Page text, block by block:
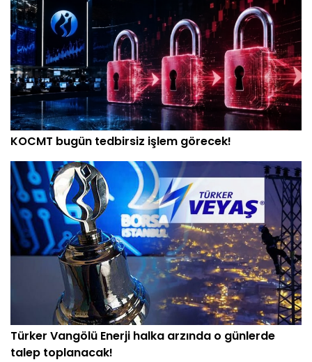
KOCMT bugün tedbirsiz işlem görecek!
Türker Vangölü Enerji halka arzında o günlerde
talep toplanacak!